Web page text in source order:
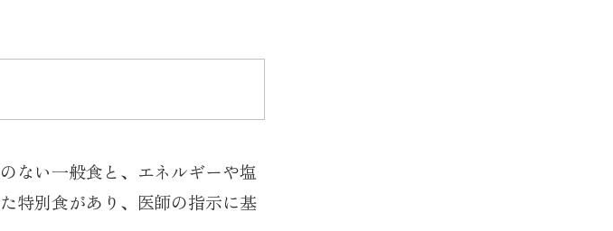
ない一般食と、エネルギーや塩
特別食があり、医師の指示に基